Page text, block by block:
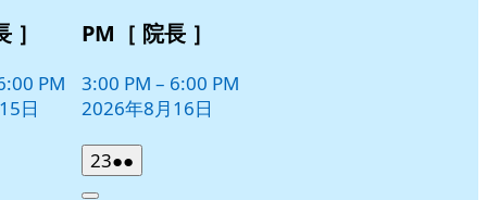
］
PM
日
PM［ 院長 ］
3:00 PM – 6:00 PM
2026年8月16日
232026
年
●●
件